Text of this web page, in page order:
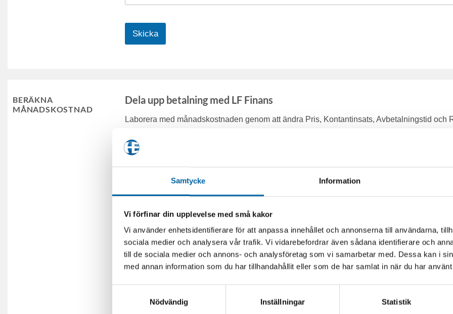
Samtycke Information
Vi förfinar din upplevelse med små kakor
Vi använder enhetsidentifierare för att anpassa innehållet och annonserna till användarna,
sociala medier och analysera vår trafik. Vi vidarebefordrar även sådana identifierare och
till de sociala medier och annons- och analysföretag som vi samarbetar med. Dessa kan i
med annan information som du har tillhandahållit eller som de har samlat in när du har
Nödvändig
Inställningar Statistik
Skicka
BERÄKNA
MÅNADSKOSTNAD
Dela upp betalning med LF Finans
Laborera med månadskostnaden genom att ändra Pris, Kontantinsats, Avbetalningstid och